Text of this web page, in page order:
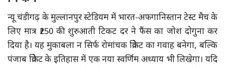
न्यू चंडीगढ़ के मुल्लानपुर स्टेडियम में भारत-अफगानिस्तान टेस्ट मैच के
लिए मात्र ₹250 की शुरुआती टिकट दर ने फैंस का जोश दोगुना कर
दिया है। यह मुकाबला न सिर्फ रोमांचक क्रिकेट का गवाह बनेगा, बल्कि
पंजाब क्रिकेट के इतिहास में एक नया स्वर्णिम अध्याय भी लिखेगा। यदि